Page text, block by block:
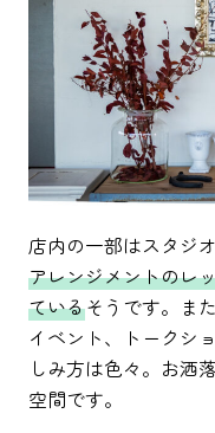
店内の一部はスタジ
アレンジメントのレ
ているそうです。ま
イベント、トークシ
しみ方は色々。お洒
空間です。